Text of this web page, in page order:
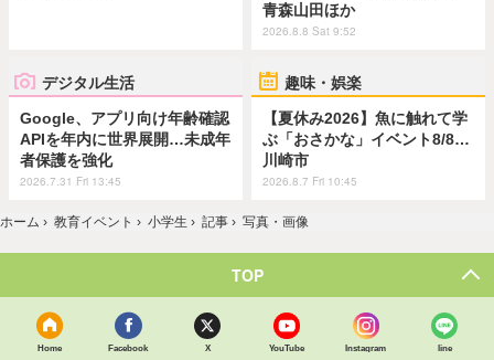
青森山田ほか
2026.8.8 Sat 9:52
デジタル生活
Google、アプリ向け年齢確認
APIを年内に世界展開…未成年
者保護を強化
2026.7.31 Fri 13:45
趣味・娯楽
【夏休み2026】魚に触れて学
ぶ「おさかな」イベント8/8…
川崎市
2026.8.7 Fri 10:45
ホーム › 教育イベント › 小学生 › 記事 › 写真・画像
TOP
Home Facebook X YouTube Instagram line